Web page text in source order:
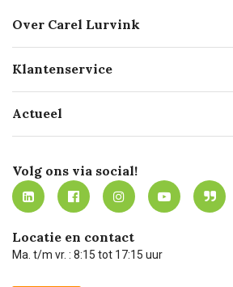
Over Carel Lurvink
Geschiedenis
Missie
Werken bij Carel Lurvink
MVO
Klantenservice
Bezorgen
Mijn Carel Lurvink
Mijn Carel Lurvink instructievideo's
Carel Lurvink App
Hulp op afstand
Technische dienst
Actueel
Innovation LAB
Tevreden klanten
Carel Lurvink Blog
Carel de podcast
Volg ons via social!
Locatie en contact
Ma. t/m vr. : 8:15 tot 17:15 uur